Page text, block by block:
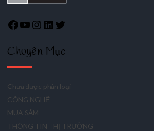
Chuyên Mục
Chưa được phân loại
CÔNG NGHỆ
MUA SẮM
THÔNG TIN THỊ TRƯỜNG